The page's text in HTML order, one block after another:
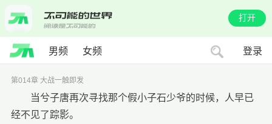
打开
男频 女频 登录
第014章 大战一触即发
当兮子唐再次寻找那个假小子石少爷的时候，人早已
经不见了踪影。